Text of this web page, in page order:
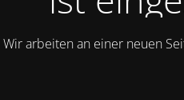
Wir arbeiten an einer neuen